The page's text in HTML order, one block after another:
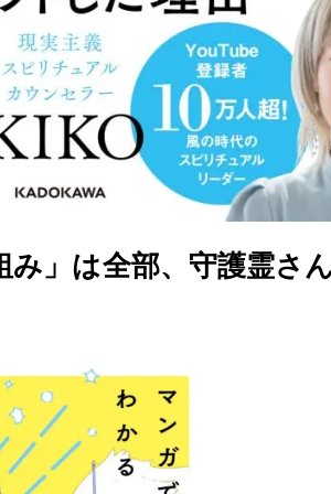
」は全部、守護霊さ
3
究極的な覚
インタビュー